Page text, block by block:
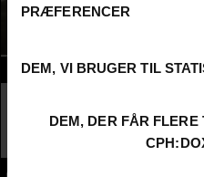
PRÆFERENCER
DEM, VI BRUGER TIL
DEM, DER FÅR FLERE
Info
Company
Nice Light
Other Film